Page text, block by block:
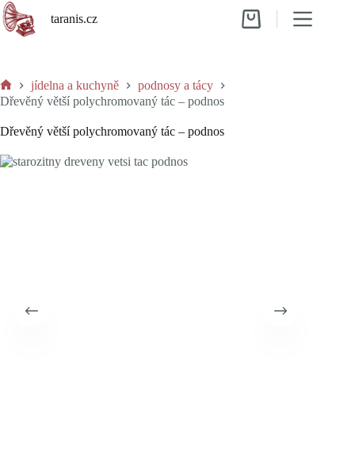
Skip
to
content
taranis.cz
Shopping
Home
jídelna a kuchyně
podnosy a tácy
Dřevěný větší polychromovaný tác – podnos
Dřevěný větší polychromovaný tác – podnos